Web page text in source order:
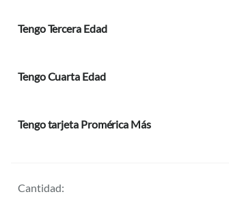
Tengo Tercera Edad
Tengo Cuarta Edad
Tengo tarjeta Promérica Más
Cantidad: